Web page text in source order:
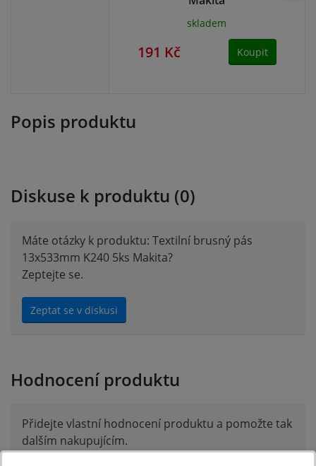
skladem
191 Kč Koupit
Popis produktu
Diskuse k produktu (0)
Máte otázky k produktu: Textilní brusný pás
13x533mm K240 5ks Makita?
Zeptejte se.
Zeptat se v diskusi
Hodnocení produktu
Přidejte vlastní hodnocení produktu a pomožte tak
dalším nakupujícím.
Hodnoťte.